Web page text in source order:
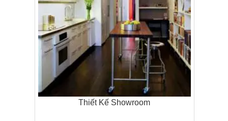
Thiết Kế Showroom